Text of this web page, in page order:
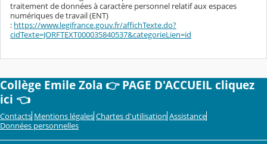
traitement de données à caractère personnel relatif aux espaces
numériques de travail (ENT)
: https://www.legifrance.gouv.fr/affichTexte.do?
cidTexte=JORFTEXT000035840537&categorieLien=id
Collège Emile Zola 👉 PAGE D'ACCUEIL cliquez
ici 👈
Contacts Mentions légales Chartes d'utilisation Assistance
Données personnelles